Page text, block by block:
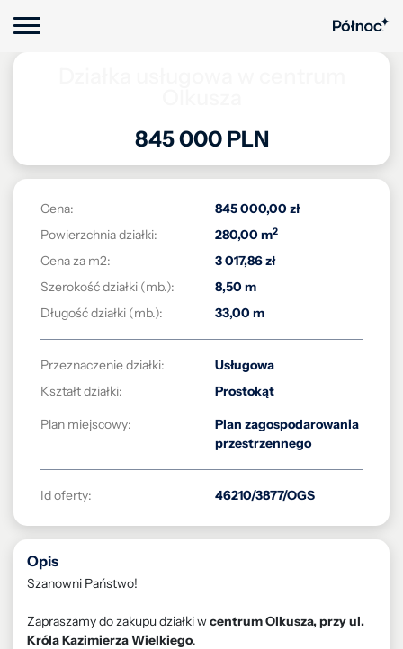
845 000 PLN
Cena:
845 000,00 zł
Powierzchnia działki:
280,00 m2
Cena za m2:
3 017,86 zł
Szerokość działki (mb.):
8,50 m
Długość działki (mb.):
33,00 m
Przeznaczenie działki:
Usługowa
Kształt działki:
Prostokąt
Plan miejscowy:
Plan zagospodarowania
przestrzennego
Id oferty: 46210/3877/OGS
Opis
Szanowni Państwo!
Zapraszamy do zakupu działki wcentrum Olkusza, przy ul.
Króla Kazimierza Wielkiego.